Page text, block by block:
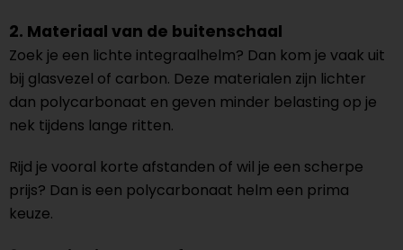
2. Materiaal van de buitenschaal
Zoek je een lichte integraalhelm? Dan kom je vaak uit
bij glasvezel of carbon. Deze materialen zijn lichter
dan polycarbonaat en geven minder belasting op je
nek tijdens lange ritten.
Rijd je vooral korte afstanden of wil je een scherpe
prijs? Dan is een polycarbonaat helm een prima
keuze.